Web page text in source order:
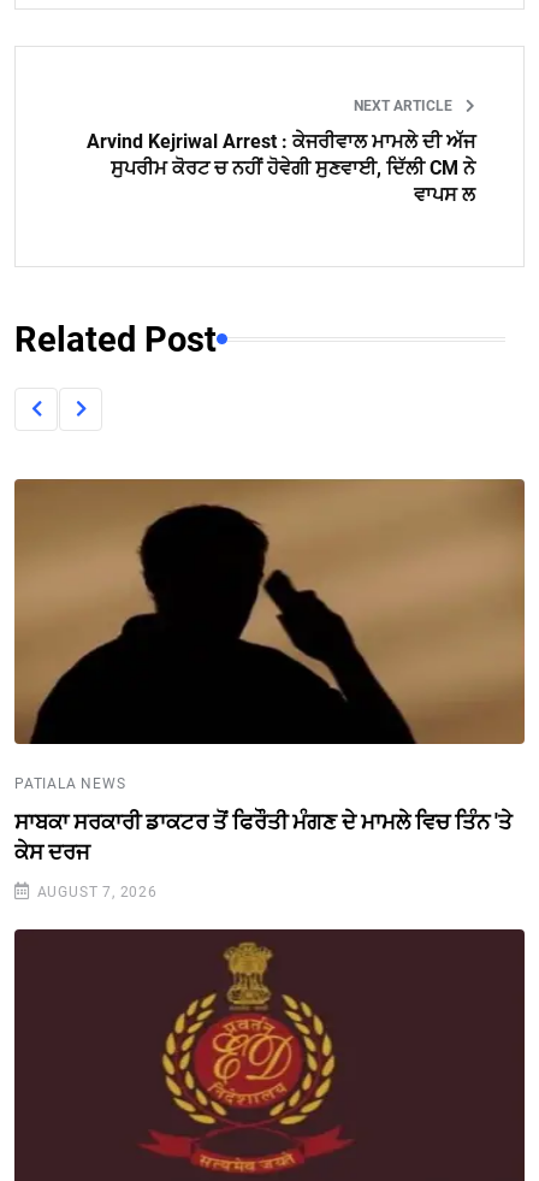
NEXT ARTICLE
Arvind Kejriwal Arrest : ਕੇਜਰੀਵਾਲ ਮਾਮਲੇ ਦੀ ਅੱਜ
ਸੁਪਰੀਮ ਕੋਰਟ ਚ ਨਹੀਂ ਹੋਵੇਗੀ ਸੁਣਵਾਈ, ਦਿੱਲੀ CM ਨੇ
ਵਾਪਸ ਲ
Related Post
PATIALA NEWS
ਸਾਬਕਾ ਸਰਕਾਰੀ ਡਾਕਟਰ ਤੋਂ ਫਿਰੌਤੀ ਮੰਗਣ ਦੇ ਮਾਮਲੇ ਵਿਚ ਤਿੰਨ 'ਤੇ
ਕੇਸ ਦਰਜ
AUGUST 7, 2026